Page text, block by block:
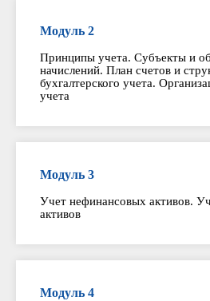
Модуль 2
Принципы учета. Субъекты и
начислений. План счетов и
бухгалтерского учета.
учета
Модуль 3
Учет нефинансовых активов.
активов
Модуль 4